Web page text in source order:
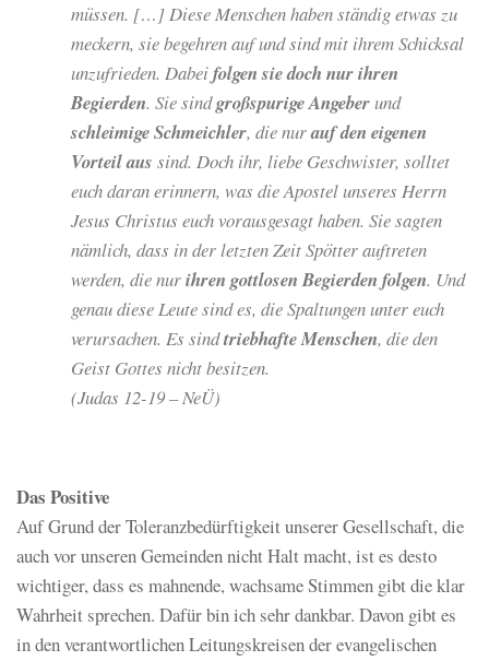
müssen. […] Diese Menschen haben ständig etwas zu
meckern, sie begehren auf und sind mit ihrem Schicksal
unzufrieden. Dabeifolgen sie doch nur ihren
Begierden. Sie sindgroßspurige Angeberund
schleimige Schmeichler, die nurauf den eigenen
Vorteil aus sind. Doch ihr, liebe Geschwister, solltet
euch daran erinnern, was die Apostel unseres Herrn
Jesus Christus euch vorausgesagt haben. Sie sagten
nämlich, dass in der letzten Zeit Spötter auftreten
werden, die nurihren gottlosen Begierden folgen. Und
genau diese Leute sind es, die Spaltungen unter euch
verursachen. Es sindtriebhafte Menschen, die den
Geist Gottes nicht besitzen.
(Judas 12-19 – NeÜ)
Das Positive
Auf Grund der Toleranzbedürftigkeit unserer Gesellschaft, die
auch vor unseren Gemeinden nicht Halt macht, ist es desto
wichtiger, dass es mahnende, wachsame Stimmen gibt die klar
Wahrheit sprechen. Dafür bin ich sehr dankbar. Davon gibt es
in den verantwortlichen Leitungskreisen der evangelischen